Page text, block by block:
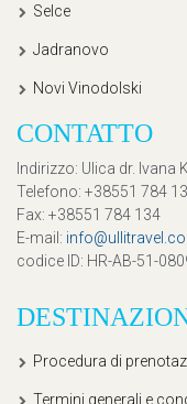
Selce
Jadranovo
Novi Vinodolski
CONTATTO
Indirizzo: Ulica dr. Ivana
Telefono: +38551 784
Fax: +38551 784 134
E-mail :
codice ID: HR-AB-51-
Procedura di
Termini generali e